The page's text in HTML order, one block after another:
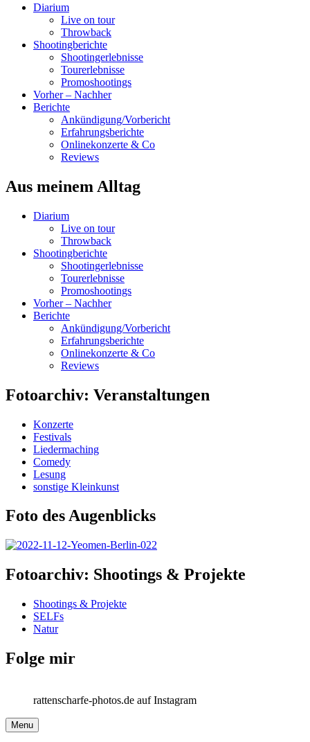
Diarium
Live on tour
Throwback
Shootingberichte
Shootingerlebnisse
Tourerlebnisse
Promoshootings
Vorher – Nachher
Berichte
Ankündigung/Vorbericht
Erfahrungsberichte
Onlinekonzerte & Co
Reviews
Aus meinem Alltag
Diarium
Live on tour
Throwback
Shootingberichte
Shootingerlebnisse
Tourerlebnisse
Promoshootings
Vorher – Nachher
Berichte
Ankündigung/Vorbericht
Erfahrungsberichte
Onlinekonzerte & Co
Reviews
Fotoarchiv: Veranstaltungen
Konzerte
Festivals
Liedermaching
Comedy
Lesung
sonstige Kleinkunst
Foto des Augenblicks
Fotoarchiv: Shootings & Projekte
Shootings & Projekte
SELFs
Natur
Folge mir
rattenscharfe-photos.de auf Instagram
Menu